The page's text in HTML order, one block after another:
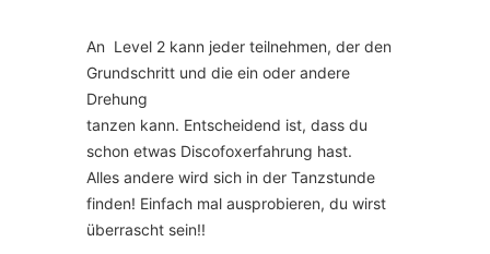
An Level 2 kann jeder teilnehmen, der den
Grundschritt und die ein oder andere
Drehung
tanzen kann. Entscheidend ist, dass du
schon etwas Discofoxerfahrung hast.
Alles andere wird sich in der Tanzstunde
finden! Einfach mal ausprobieren, du wirst
überrascht sein!!